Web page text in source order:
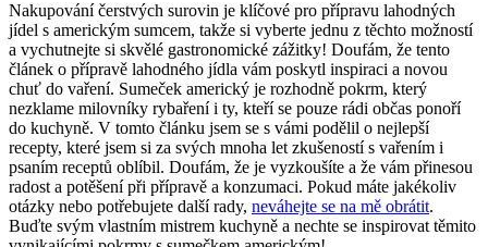
Nakupování čerstvých surovin je klíčové pro přípravu lahodných
jídel s americkým sumcem, takže si vyberte jednu z těchto možností
a vychutnejte si skvělé gastronomické zážitky! Doufám, že tento
článek o přípravě lahodného jídla vám poskytl inspiraci a novou
chuť do vaření. Sumeček americký je rozhodně pokrm, který
nezklame milovníky rybaření i ty, kteří se pouze rádi občas ponoří
do kuchyně. V tomto článku jsem se s vámi podělil o nejlepší
recepty, které jsem si za svých mnoha let zkušeností s vařením i
psaním receptů oblíbil. Doufám, že je vyzkoušíte a že vám přinesou
radost a potěšení při přípravě a konzumaci. Pokud máte jakékoliv
otázky nebo potřebujete další rady, neváhejte se na mě obrátit.
Buďte svým vlastním mistrem kuchyně a nechte se inspirovat těmito